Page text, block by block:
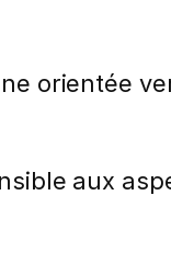
orientée
aux